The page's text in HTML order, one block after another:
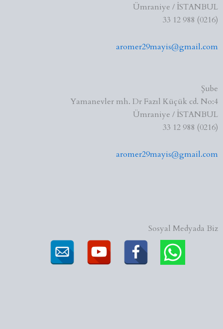
Ümraniye / İSTANBUL
(0216) 988 12 33
aromer29mayis@gmail.com
Şube
Yamanevler mh. Dr Fazıl Küçük cd. No:4
Ümraniye / İSTANBUL
(0216) 988 12 33
aromer29mayis@gmail.com
Sosyal Medyada Biz